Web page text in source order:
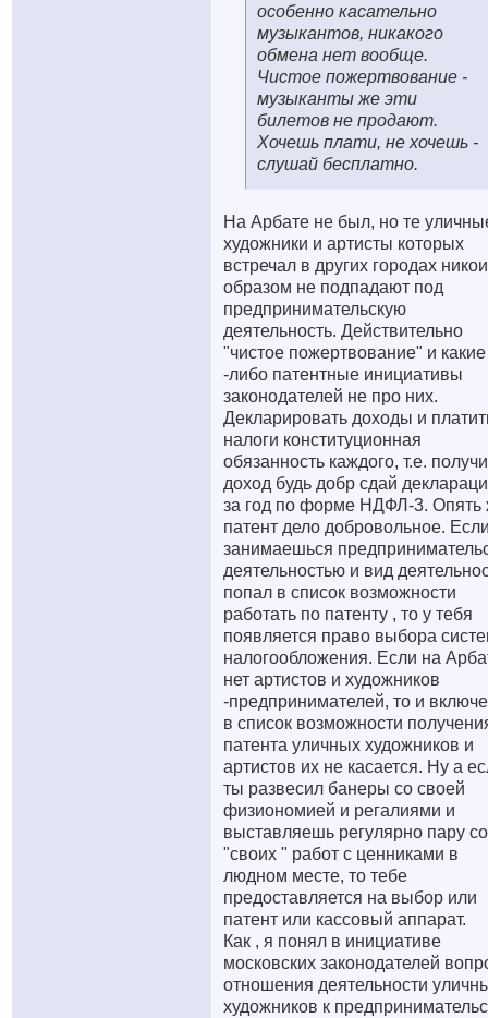
особенно касательно
музыкантов, никакого
обмена нет вообще.
Чистое пожертвование -
музыканты же эти
билетов не продают.
Хочешь плати, не хочешь -
слушай бесплатно.
На Арбате не был, но те
художники и артисты которых
встречал в других городах
образом не подпадают под
предпринимательскую
деятельность. Действительно
"чистое пожертвование" и какие
-либо патентные инициативы
законодателей не про них.
Декларировать доходы и
налоги конституционная
обязанность каждого, т.е.
доход будь добр сдай
за год по форме НДФЛ-3. Опять
патент дело добровольное.
занимаешься
деятельностью и вид
попал в список возможности
работать по патенту , то у тебя
появляется право выбора
налогообложения. Если на
нет артистов и художников
-предпринимателей, то и
в список возможности
патента уличных художников и
артистов их не касается. Ну а
ты развесил банеры со своей
физиономией и регалиями и
выставляешь регулярно пару
"своих " работ с ценниками в
людном месте, то тебе
предоставляется на выбор или
патент или кассовый аппарат.
Как , я понял в инициативе
московских законодателей
отношения деятельности
художников к